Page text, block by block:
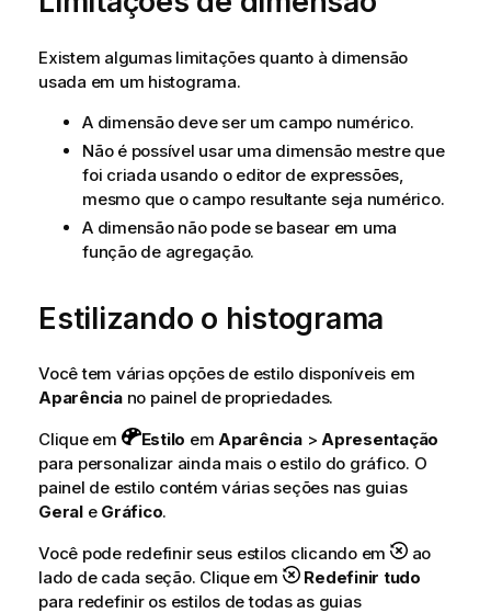
Existem algumas limitações quanto à dimensão
usada em um histograma.
A dimensão deve ser um campo numérico.
Não é possível usar uma dimensão mestre que
foi criada usando o editor de expressões,
mesmo que o campo resultante seja numérico.
A dimensão não pode se basear em uma
função de agregação.
Estilizando o histograma
Você tem várias opções de estilo disponíveis em
Aparênciano painel de propriedades.
Clique em
Estilo em Aparência> Apresentação
para personalizar ainda mais o estilo do gráfico. O
painel de estilo contém várias seções nas guias
Gerale Gráfico.
Você pode redefinir seus estilos clicando em
ao
lado de cada seção. Clique em
Redefinir tudo
para redefinir os estilos de todas as guias